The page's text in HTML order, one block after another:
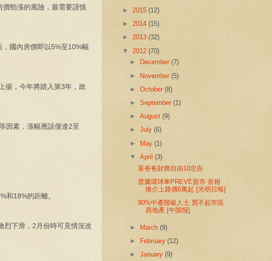
勁漲的風險，最需要謹慎
國內房價即以5%至10%幅
揚，今年將踏入第3年，政
因素，漲幅應該僅達2至
和18%的距離。
烈下滑，2月份時可見情況改
► 2015 (12)
► 2014 (15)
► 2013 (32)
▼ 2012 (70)
►
December(7)
► November(5)
►October (8)
►September(1)
►August(9)
►July(6)
► May(1)
▼April(3)
富爸爸財務自由10忠告
普騰環球車PREVE面市‧首相
推介上路價6萬起 [光明日報]
80%中產階級人士 買不起市區
房地產 [中国报]
► March(9)
►
February(12)
►January(9)